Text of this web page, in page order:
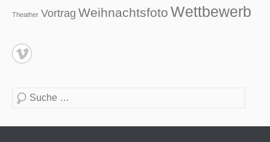
Theather Vortrag Weihnachtsfoto Wettbewerb
Suche